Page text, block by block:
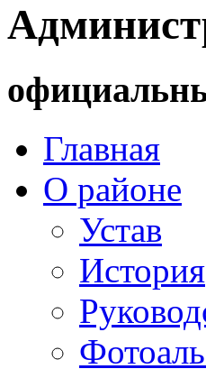
Главная
О районе
Устав
История